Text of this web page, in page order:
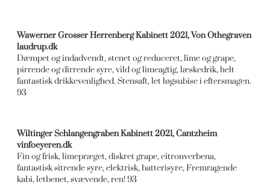
Wawerner Grosser Herrenberg Kabinett 2021, Von Othegraven
laudrup.dk
Dæmpet og indadvendt, stenet og reduceret, lime og grape,
pirrende og dirrende syre, vild og limeagtig, læskedrik, helt
fantastisk drikkevenlighed. Stensaft, let løgsubise i eftersmagen.
93
Wiltinger Schlangengraben Kabinett 2021, Cantzheim
vinfoeyeren.dk
Fin og frisk, limepræget, diskret grape, citronverbena,
fantastisk sitrende syre, elektrisk, batterisyre, Fremragende
kabi, letbenet, svævende, ren! 93